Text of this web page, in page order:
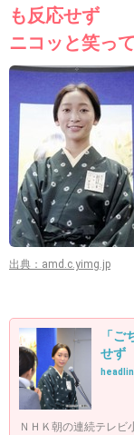
も反応せず
ニコッと笑っ
出典：amd.c.yimg.jp
「
せず
ＮＨＫ朝の連続テレビ